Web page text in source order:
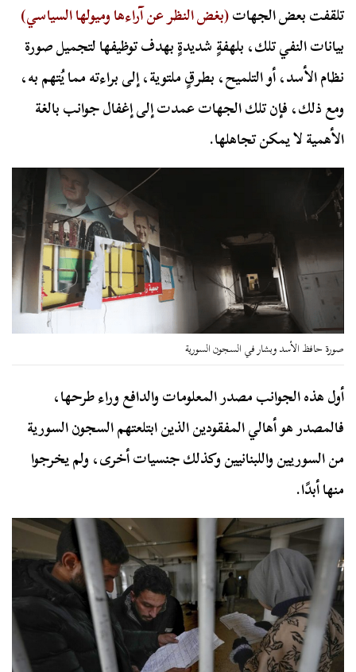
تلقفت بعض الجهات(بغض النظر عن آراءها وميولها السياسي)
بيانات النفي تلك، بلهفةٍ شديدةٍ بهدف توظيفها لتجميل صورة
نظام الأسد، أو التلميح، بطرقٍ ملتوية، إلى براءته مما يُتهم به،
ومع ذلك، فإن تلك الجهات عمدت إلى إغفال جوانب بالغة
الأهمية لا يمكن تجاهلها.
صورة حافظ الأسد وبشار في السجون السورية
أول هذه الجوانب مصدر المعلومات والدافع وراء طرحها،
فالمصدر هو أهالي المفقودين الذين ابتلعتهم السجون السورية
من السوريين واللبنانيين وكذلك جنسيات أخرى، ولم يخرجوا
منها أبدًا.